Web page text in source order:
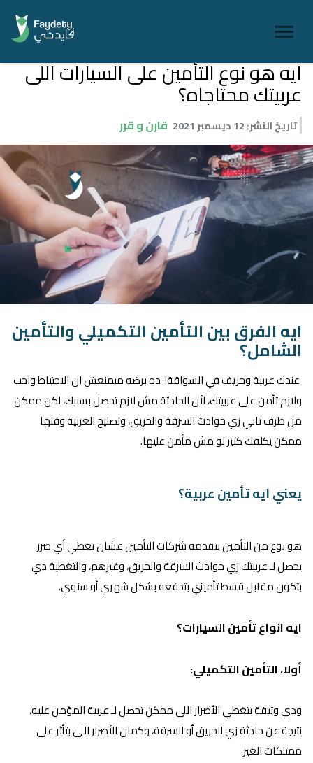
ايه هو نوع التأمين على السيارات اللى
عربيتك محتاجاه؟
تاريخ النشر:12 ديسمبر 2021 قارن و قرر
ايه الفرق بين التأمين التكميلي والتأمين
الشامل؟
عندك عربية وحريف في السواقة! ده برضه ميمنعش ان الاحتياط واجب
ولازم تأمن على عربيتك، لأن الحادثة مش لازم تحصل بسببك، لكن ممكن
من طرف تاني زي حوادث السرقة والحريق، وتصليح العربية وقتها
ممكن يكلفك كتير لو مش مأمن عليها.
يعني ايه تأمين عربية؟
هو نوع من التأمين بتقدمه شركات التأمين عشان تغطي أي ضرر
يحصل لـ عربيتك زي حوادث السرقة والحريق، وغيرهم، والتغطية دي
بتكون مقابل قسط تأميني بتدفعه بشكل شهري أو سنوي.
ايه انواع تأمين السيارات؟
أولا، التأمين التكميلي:
ودي وثيقة بتغطي الأضرار اللى ممكن تحصل لـ عربية المؤمن عليه،
نتيجة عن حادثة زي الحريق أو السرقة، وكمان الأضرار اللى بتأثر على
ممتلكات الغير.